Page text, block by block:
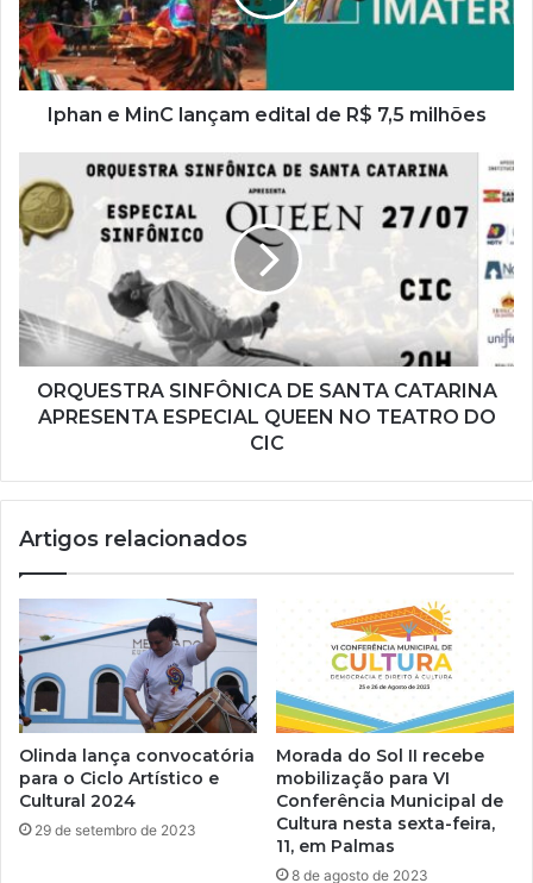
d
e
r
e
e
e
m
l
Iphan e MinC lançam edital de R$ 7,5 milhões
ORQUESTRA SINFÔNICA DE SANTA CATARINA
APRESENTA ESPECIAL QUEEN NO TEATRO DO
CIC
Artigos relacionados
Olinda lança convocatória
para o Ciclo Artístico e
Cultural 2024
29 de setembro de 2023
Morada do Sol II recebe
mobilização para VI
Conferência Municipal de
Cultura nesta sexta-feira,
11, em Palmas
8 de agosto de 2023